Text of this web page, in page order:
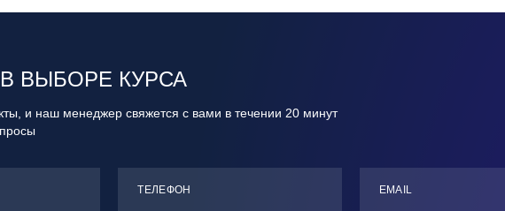
ВЫБОРЕ КУРСА
и наш менеджер свяжется с вами в течении 20 минут
ТЕЛЕФОН ЕMАIL